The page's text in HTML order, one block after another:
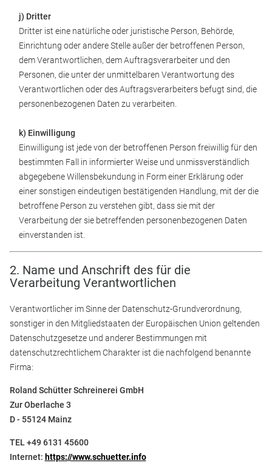
j) Dritter
Dritter ist eine natürliche oder juristische Person, Behörde,
Einrichtung oder andere Stelle außer der betroffenen Person,
dem Verantwortlichen, dem Auftragsverarbeiter und den
Personen, die unter der unmittelbaren Verantwortung des
Verantwortlichen oder des Auftragsverarbeiters befugt sind, die
personenbezogenen Daten zu verarbeiten.
k) Einwilligung
Einwilligung ist jede von der betroffenen Person freiwillig für den
bestimmten Fall in informierter Weise und unmissverständlich
abgegebene Willensbekundung in Form einer Erklärung oder
einer sonstigen eindeutigen bestätigenden Handlung, mit der die
betroffene Person zu verstehen gibt, dass sie mit der
Verarbeitung der sie betreffenden personenbezogenen Daten
einverstanden ist.
2. Name und Anschrift des für die
Verarbeitung Verantwortlichen
Verantwortlicher im Sinne der Datenschutz-Grundverordnung,
sonstiger in den Mitgliedstaaten der Europäischen Union geltenden
Datenschutzgesetze und anderer Bestimmungen mit
datenschutzrechtlichem Charakter ist die nachfolgend benannte
Firma:
Roland Schütter Schreinerei GmbH
Zur Oberlache 3
D - 55124 Mainz
TEL +49 6131 45600
Internet: https://www.schuetter.info